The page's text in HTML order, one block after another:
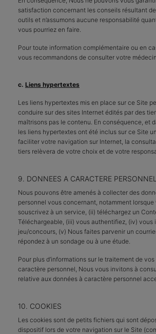
satisfaction concernant les conseils résultant
outils et n’assumons aucune responsabilité
vous pourriez en faire.
Pour toute information complémentaire ou en
vous recommandons de consulter votre
c. Liens hypertextes
Les liens hypertextes mis en place sur ce Site
conduire sur des sites Internet édités par des
maîtrisons pas le contenu. En conséquence, et
les liens hypertextes ont été inclus sur ce Site
faciliter votre navigation sur Internet, la
tiers relèvera de votre choix et de votre
9. DONNEES A CARACTERE PERSONNEL
Nous pouvons être amenés à collecter des
personnel vous concernant, notamment lorsque
souscrivez à un service, (ii) téléchargez un
Téléchargeable, (iii) vous authentifiez, (iv) vous
jeu/concours, (v) Nous faites parvenir un
répondez à un sondage ou à une étude.
Pour plus d’informations sur le traitement de
caractère personnel, Nous vous invitons à
relative aux données à caractère personnel
10. COOKIES
Les cookies sont de petits fichiers qui sont
dispositif lors de votre navigation sur le Site